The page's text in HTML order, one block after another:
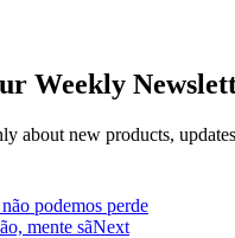
Weekly
about new products,
podemos perde
mente sãNext